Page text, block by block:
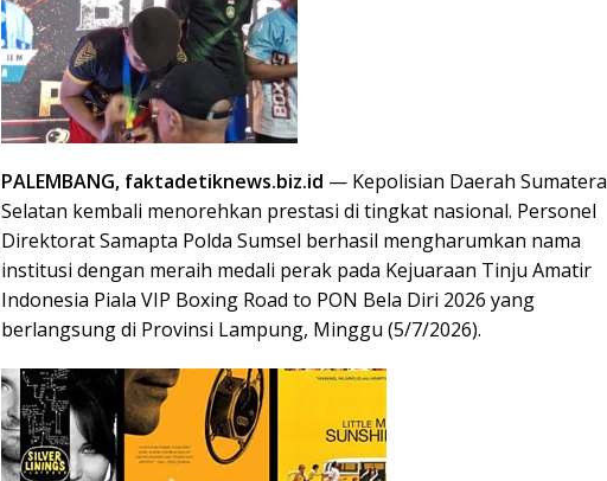
PALEMBANG, faktadetiknews.biz.id — Kepolisian Daerah Sumatera
Selatan kembali menorehkan prestasi di tingkat nasional. Personel
Direktorat Samapta Polda Sumsel berhasil mengharumkan nama
institusi dengan meraih medali perak pada Kejuaraan Tinju Amatir
Indonesia Piala VIP Boxing Road to PON Bela Diri 2026 yang
berlangsung di Provinsi Lampung, Minggu (5/7/2026).